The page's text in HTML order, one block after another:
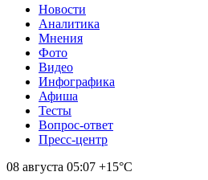
Новости
Аналитика
Мнения
Фото
Видео
Инфографика
Афиша
Тесты
Вопрос-ответ
Пресс-центр
08 августа 05:07 +15°С